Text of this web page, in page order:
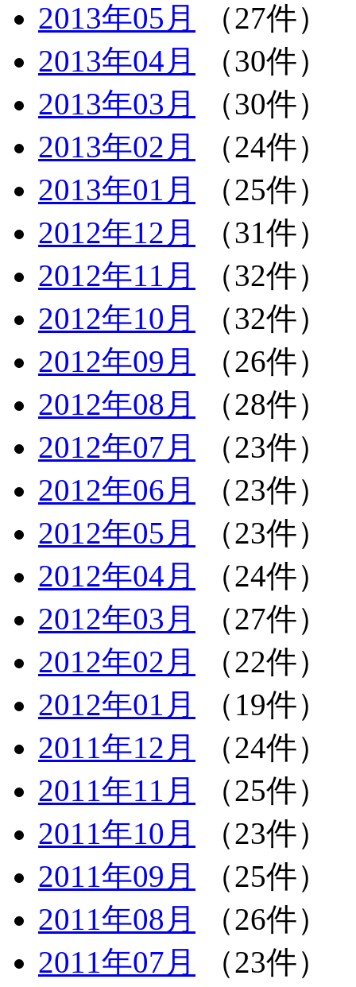
2013年05月
（27件）
2013年04月
（30件）
2013年03月
（30件）
2013年02月
（24件）
2013年01月
（25件）
2012年12月
（31件）
2012年11月
（32件）
2012年10月
（32件）
2012年09月
（26件）
2012年08月
（28件）
2012年07月
（23件）
2012年06月
（23件）
2012年05月
（23件）
2012年04月
（24件）
2012年03月
（27件）
2012年02月
（22件）
2012年01月
（19件）
2011年12月
（24件）
2011年11月
（25件）
2011年10月
（23件）
2011年09月
（25件）
2011年08月
（26件）
2011年07月
（23件）